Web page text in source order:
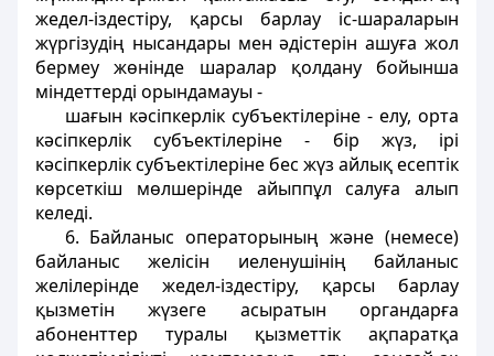
жедел-іздестіру, қарсы барлау іс-шараларын
жүргізудің нысандары мен әдістерін ашуға жол
бермеу жөнінде шаралар қолдану бойынша
міндеттерді орындамауы -
шағын кәсiпкерлiк субъектiлерiне - елу, орта
кәсiпкерлiк субъектiлерiне - бір жүз, iрi
кәсiпкерлiк субъектiлерiне бес жүз айлық есептiк
көрсеткiш мөлшерiнде айыппұл салуға алып
келеді.
6. Байланыс операторының және (немесе)
байланыс желісін иеленушінің байланыс
желілерінде жедел-іздестіру, қарсы барлау
қызметін жүзеге асыратын органдарға
абоненттер туралы қызметтік ақпаратқа